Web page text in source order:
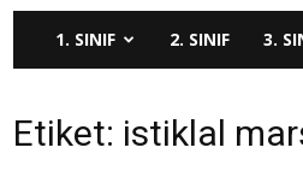
1. SINIF 2. SINIF 3.
Etiket: istiklal